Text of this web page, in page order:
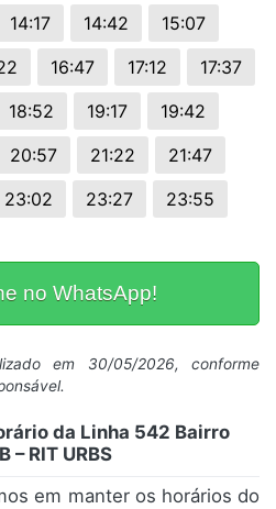
14:17 14:42
15:07
16:47 17:12
17:37
18:52 19:17
19:42
20:57 21:22
21:47
23:02 23:27 23:55
no WhatsApp!
em 30/05/2026, conforme
da Linha 542 Bairro
– RIT URBS
em manter os horários do